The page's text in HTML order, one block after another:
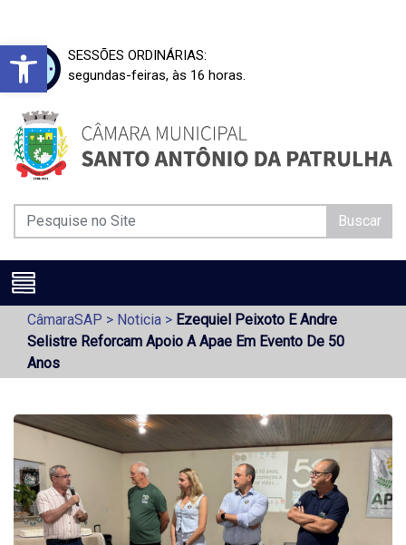
Barra de Ferramentas Aberta
SESSÕES ORDINÁRIAS:
segundas-feiras, às 16 horas.
Buscar
CâmaraSAP > Noticia > Ezequiel Peixoto E Andre
Selistre Reforcam Apoio A Apae Em Evento De 50
Anos